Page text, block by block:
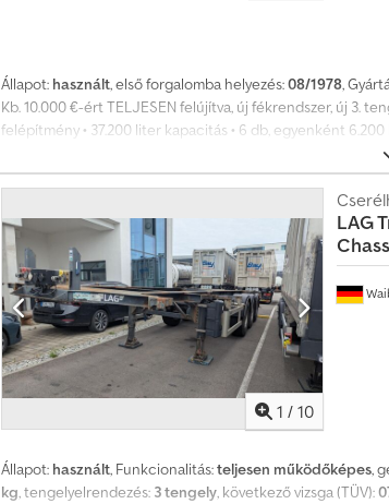
Állapot: használt, első forgalomba helyezés:08/1978,
Kb. 10.000 €-ért TELJESEN felújítva, új fékrendszer, új 3.
felépítmény • 37.200 liter kapacitás • 6 db, egyenként
légrugós tengely Chodewmpatjpfx Abhsa • Dobfékek •
üzemkész! A hibák és közbenső értékesítés jogát
1 / 10
LAG
Állapot: használt, Funkcionalitás:teljesen működőképes,
kg, tengelyelrendezés: 3 tengely, következő vizsga (TÜV):